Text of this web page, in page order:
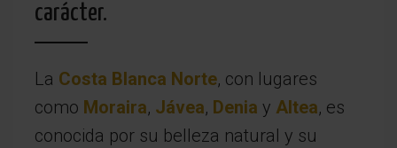
carácter.
La Costa Blanca Norte, con lugares
como Moraira, Jávea, Denia y Altea, es
conocida por su belleza natural y su